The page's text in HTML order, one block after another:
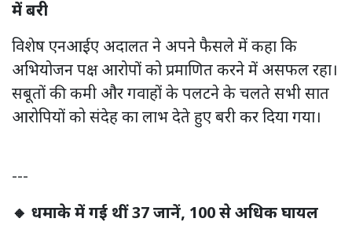
में बरी
विशेष एनआईए अदालत ने अपने फैसले में कहा कि
अभियोजन पक्ष आरोपों को प्रमाणित करने में असफल रहा।
सबूतों की कमी और गवाहों के पलटने के चलते सभी सात
आरोपियों को संदेह का लाभ देते हुए बरी कर दिया गया।
---
🔸 धमाके में गई थीं 37 जानें, 100 से अधिक घायल